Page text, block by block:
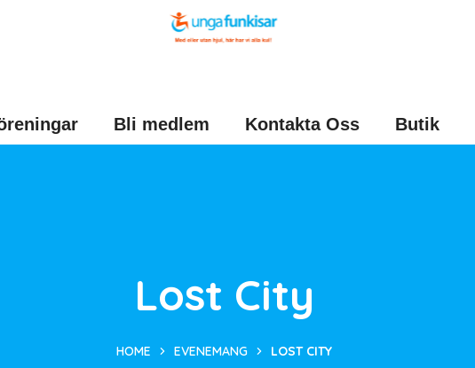
Bli medlem Kontakta Oss Butik
Lost City
HOME EVENEMANG LOST CITY